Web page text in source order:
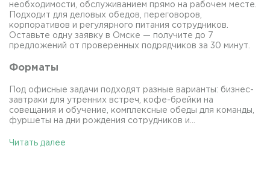
необходимости, обслуживанием прямо на рабочем месте.
Подходит для деловых обедов, переговоров,
корпоративов и регулярного питания сотрудников.
Оставьте одну заявку в Омске — получите до 7
предложений от проверенных подрядчиков за 30 минут.
Форматы
Под офисные задачи подходят разные варианты: бизнес-
завтраки для утренних встреч, кофе-брейки на
совещания и обучение, комплексные обеды для команды,
фуршеты на дни рождения сотрудников и...
Читать далее